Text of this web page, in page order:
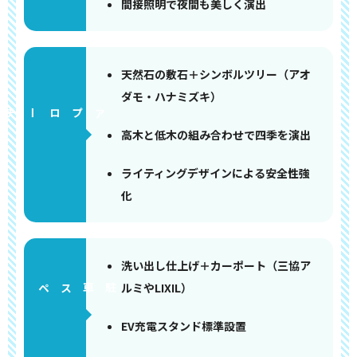
間接照明で夜間も美しく演出
アプローチ
天然石の敷石＋シンボルツリー（アオ
ダモ・ハナミズキ）
高木と低木の組み合わせで四季を演出
ライティングデザインによる安全性強
化
洗い出し仕上げ＋カーポート（三協ア
ルミやLIXIL）
EV充電スタンド標準設置